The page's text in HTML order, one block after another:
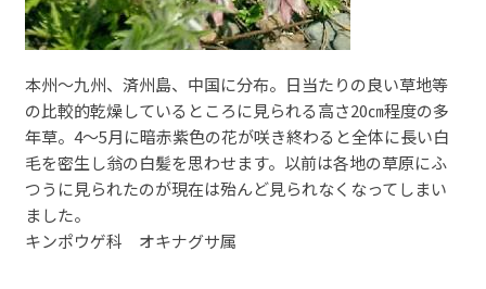
本州～九州、済州島、中国に分布。日当たりの良い草地等
の比較的乾燥しているところに見られる高さ20㎝程度の多
年草。4～5月に暗赤紫色の花が咲き終わると全体に長い白
毛を密生し翁の白髪を思わせます。以前は各地の草原にふ
つうに見られたのが現在は殆んど見られなくなってしまい
ました。
キンポウゲ科 オキナグサ属